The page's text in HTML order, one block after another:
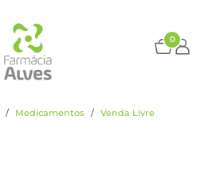
0
Medicamentos Venda Livre